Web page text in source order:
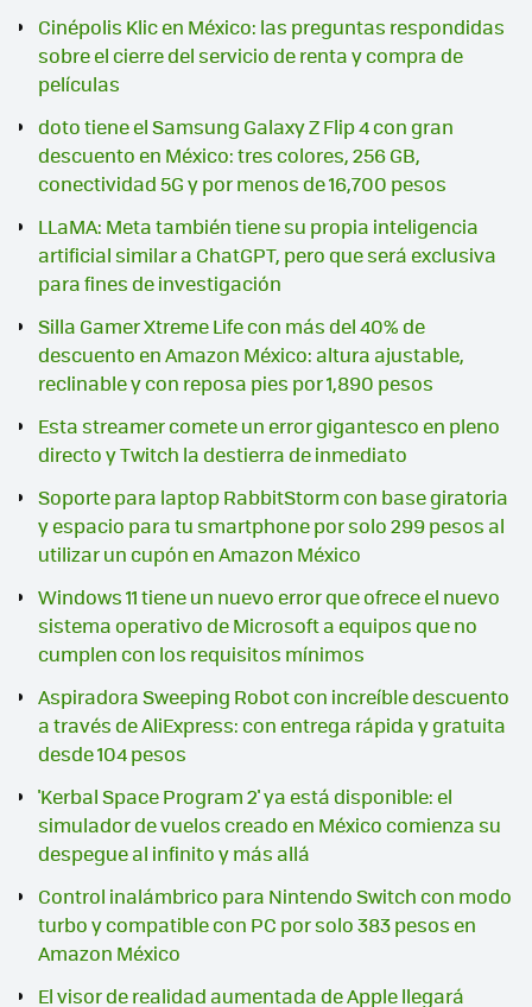
Cinépolis Klic en México: las preguntas respondidas
sobre el cierre del servicio de renta y compra de
películas
doto tiene el Samsung Galaxy Z Flip 4 con gran
descuento en México: tres colores, 256 GB,
conectividad 5G y por menos de 16,700 pesos
LLaMA: Meta también tiene su propia inteligencia
artificial similar a ChatGPT, pero que será exclusiva
para fines de investigación
Silla Gamer Xtreme Life con más del 40% de
descuento en Amazon México: altura ajustable,
reclinable y con reposa pies por 1,890 pesos
Esta streamer comete un error gigantesco en pleno
directo y Twitch la destierra de inmediato
Soporte para laptop RabbitStorm con base giratoria
y espacio para tu smartphone por solo 299 pesos al
utilizar un cupón en Amazon México
Windows 11 tiene un nuevo error que ofrece el nuevo
sistema operativo de Microsoft a equipos que no
cumplen con los requisitos mínimos
Aspiradora Sweeping Robot con increíble descuento
a través de AliExpress: con entrega rápida y gratuita
desde 104 pesos
'Kerbal Space Program 2' ya está disponible: el
simulador de vuelos creado en México comienza su
despegue al infinito y más allá
Control inalámbrico para Nintendo Switch con modo
turbo y compatible con PC por solo 383 pesos en
Amazon México
El visor de realidad aumentada de Apple llegará